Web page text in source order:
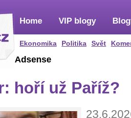
Home
Ekonomika Politika Svět
VIP blogy
Adsense
hoří už Paříž?